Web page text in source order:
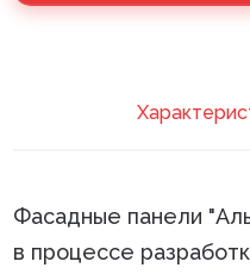
Фасадные панели
в процессе